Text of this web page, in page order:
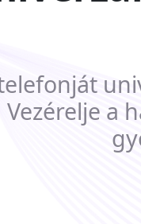
Vezérelje a